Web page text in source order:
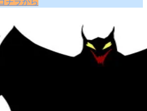
チラから